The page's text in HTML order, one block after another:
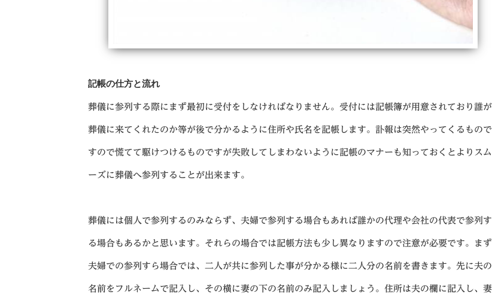
記帳の仕方と流れ
葬儀に参列する際にまず最初に受付をしなければなりません。受付には記帳簿が用意されており誰が
葬儀に来てくれたのか等が後で分かるように住所や氏名を記帳します。訃報は突然やってくるもので
すので慌てて駆けつけるものですが失敗してしまわないように記帳のマナーも知っておくとよりスム
ーズに葬儀へ参列することが出来ます。
葬儀には個人で参列するのみならず、夫婦で参列する場合もあれば誰かの代理や会社の代表で参列す
る場合もあるかと思います。それらの場合では記帳方法も少し異なりますので注意が必要です。まず
夫婦での参列すら場合では、二人が共に参列した事が分かる様に二人分の名前を書きます。先に夫の
名前をフルネームで記入し、その横に妻の下の名前のみ記入しましょう。住所は夫の欄に記入し、妻